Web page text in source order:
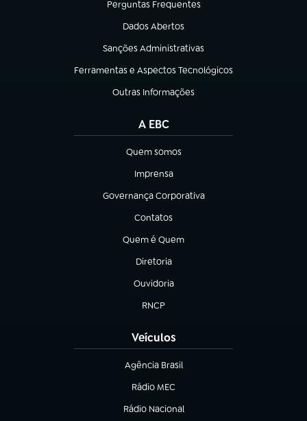
Perguntas Frequentes
(abre em nova aba)
Dados Abertos
(abre em nova aba)
Sanções Administrativas
(abre em nova aba)
Ferramentas e Aspectos Tecnológicos
(abre em nova aba)
Outras Informações
(abre em nova aba)
A EBC
Quem somos
(abre em nova aba)
Imprensa
(abre em nova aba)
Governança Corporativa
(abre em nova aba)
Contatos
(abre em nova aba)
Quem é Quem
(abre em nova aba)
Diretoria
(abre em nova aba)
Ouvidoria
(abre em nova aba)
RNCP
(abre em nova aba)
Veículos
Agência Brasil
(abre em nova aba)
Rádio MEC
(abre em nova aba)
Rádio Nacional